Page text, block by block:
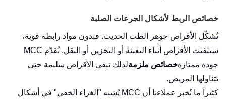
خصائص الربط لأشكال الجرعات الصلبة
تُشكّل الأقراص جوهر الطب الحديث. فبدون مواد رابطة قوية،
ستتفتت الأقراص أثناء التعبئة أو التخزين أو النقل. تُقدّم MCC
جودة ممتازةخصائص ملزمةلذلك تبقى الأقراص سليمة حتى
يتناولها المريض.
كثيراً ما نُخبر عملاءنا أن MCC يُشبه "الغراء الخفي" في أشكال